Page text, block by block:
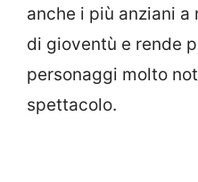
anche i più anziani
di gioventù e rende
personaggi molto
spettacolo.